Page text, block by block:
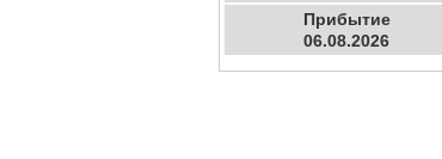
Прибытие
06.08.2026